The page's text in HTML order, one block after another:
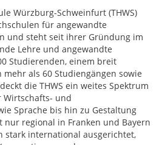
Würzburg-Schweinfurt (THWS)
für angewandte
und steht seit ihrer Gründung im
Lehre und angewandte
Studierenden, einem breit
als 60 Studiengängen sowie
die THWS ein weites Spektrum
Wirtschafts- und
Sprache bis hin zu Gestaltung
nur regional in Franken und Bayern
stark international ausgerichtet,